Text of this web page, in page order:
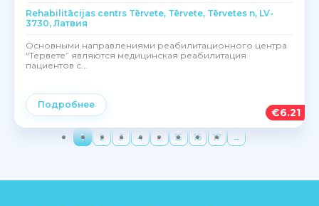
€6.21
Rehabilitācijas centrs Tērvete, Tērvete, Tērvetes n, LV-
3730, Латвия
Основными направлениями реабилитационного центра
“Тервете” являются медицинская реабилитация
пациентов с...
Подробнее
1 2 3 4 … 15 16 17 →